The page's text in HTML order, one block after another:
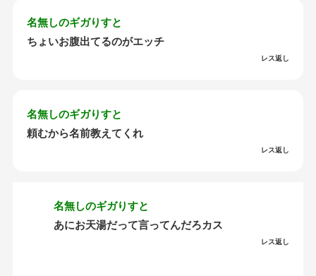
名無しのギガりすと
ちょいお腹出てるのがエッチ
レス返し
名無しのギガりすと
頼むから名前教えてくれ
レス返し
名無しのギガりすと
あにお天湯だって言ってんだろカス
レス返し